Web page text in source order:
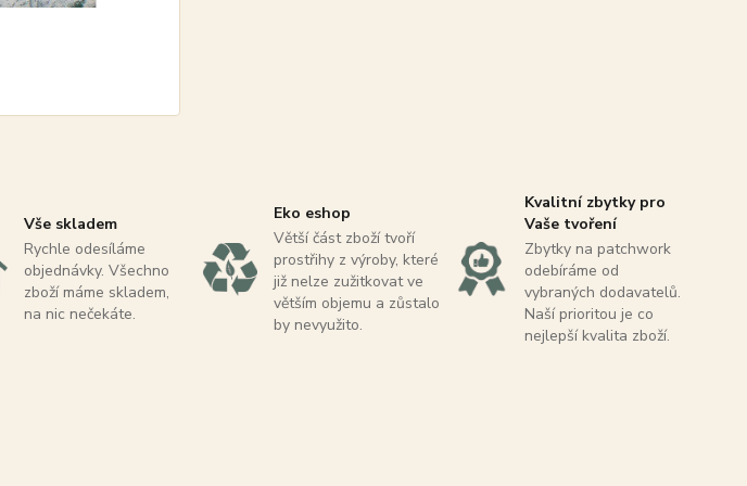
Vše skladem
Rychle odesíláme
objednávky. Všechno
zboží máme skladem,
na nic nečekáte.
Eko eshop
Větší část zboží tvoří
prostřihy z výroby, které
již nelze zužitkovat ve
větším objemu a zůstalo
by nevyužito.
Kvalitní zbytky pro
Vaše tvoření
Zbytky na patchwork
odebíráme od
vybraných dodavatelů.
Naší prioritou je co
nejlepší kvalita zboží.